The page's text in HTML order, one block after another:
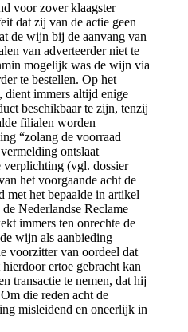
voor zover klaagster
dat zij van de actie geen
de wijn bij de aanvang van
van adverteerder niet te
mogelijk was de wijn via
te bestellen. Op het
dient immers altijd enige
beschikbaar te zijn, tenzij
filialen worden
“zolang de voorraad
ontslaat
verplichting (vgl. dossier
het voorgaande acht de
het bepaalde in artikel
Nederlandse Reclame
immers ten onrechte de
wijn als aanbieding
voorzitter van oordeel dat
ertoe gebracht kan
transactie te nemen, dat hij
die reden acht de
misleidend en oneerlijk in